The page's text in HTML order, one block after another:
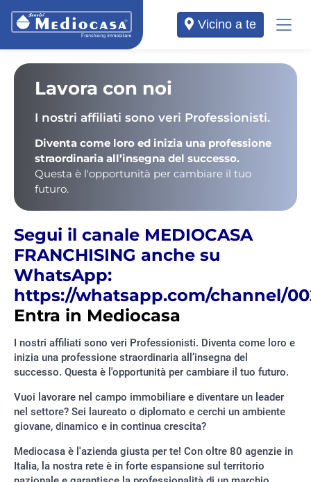
Vicino a te
Lavora con noi
I nostri affiliati sono veri Professionisti.
Diventa come loro ed inizia una professione
straordinaria all’insegna del successo.
Questa è l'opportunità per cambiare il tuo
futuro.
Segui il canale MEDIOCASA
FRANCHISING anche su
WhatsApp:
https://whatsapp.com/channel/
Entra in Mediocasa
I nostri affiliati sono veri Professionisti. Diventa come loro e
inizia una professione straordinaria all’insegna del
successo. Questa è l'opportunità per cambiare il tuo futuro.
Vuoi lavorare nel campo immobiliare e diventare un leader
nel settore? Sei laureato o diplomato e cerchi un ambiente
giovane, dinamico e in continua crescita?
Mediocasa è l'azienda giusta per te! Con oltre 80 agenzie in
Italia, la nostra rete è in forte espansione sul territorio